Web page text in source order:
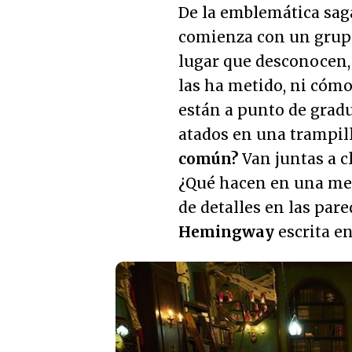
De la emblemática
comienza con un
lugar que
las ha metido, ni
están a punto de
atados en una
común? Van juntas a
¿Qué hacen en una
de detalles en las
Hemingway escrita